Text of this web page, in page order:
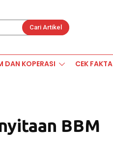
Cari Artikel
DAN KOPERASI CEK FAKTA
BBM